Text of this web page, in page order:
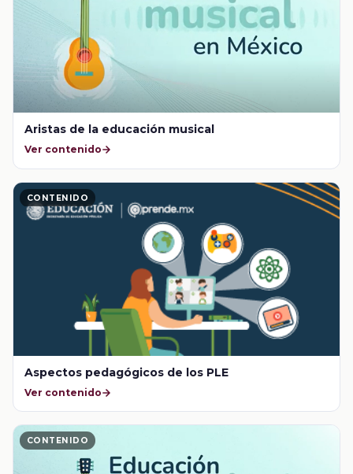
Aristas de la educación musical
Ver contenido
CONTENIDO
Aspectos pedagógicos de los PLE
Ver contenido
CONTENIDO